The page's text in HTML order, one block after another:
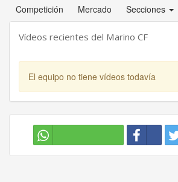
Competición Mercado Secciones
Vídeos recientes del Marino CF
El equipo no tiene vídeos todavía